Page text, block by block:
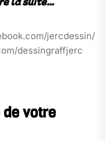
jercdessin/
dessingraffjerc
votre